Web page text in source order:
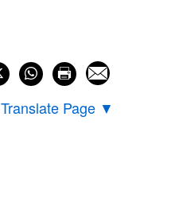
Translate Page ▼